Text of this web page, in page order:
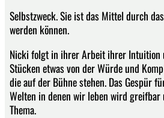
Selbstzweck. Sie ist das Mittel durch
werden können.
Nicki folgt in ihrer Arbeit ihrer Intuition
Stücken etwas von der Würde und
die auf der Bühne stehen. Das Gespür
Welten in denen wir leben wird
Thema.